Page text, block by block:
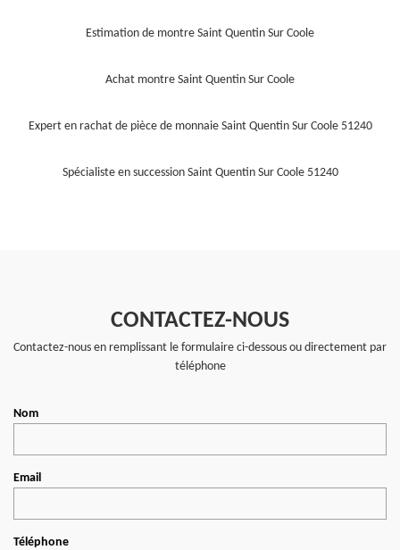
Estimation de montre Saint Quentin Sur Coole
Achat montre Saint Quentin Sur Coole
Expert en rachat de pièce de monnaie Saint Quentin Sur Coole 51240
Spécialiste en succession Saint Quentin Sur Coole 51240
CONTACTEZ-NOUS
Contactez-nous en remplissant le formulaire ci-dessous ou directement par
téléphone
Nom
Email
Téléphone